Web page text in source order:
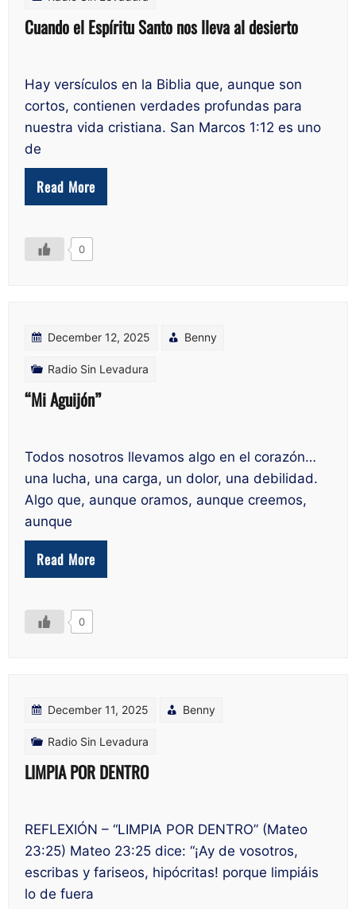
Cuando el Espíritu Santo nos lleva al desierto
Hay versículos en la Biblia que, aunque son
cortos, contienen verdades profundas para
nuestra vida cristiana. San Marcos 1:12 es uno
de
Read More
0
December 12, 2025 Benny
Radio Sin Levadura
“Mi Aguijón”
Todos nosotros llevamos algo en el corazón…
una lucha, una carga, un dolor, una debilidad.
Algo que, aunque oramos, aunque creemos,
aunque
Read More
0
December 11, 2025 Benny
Radio Sin Levadura
LIMPIA POR DENTRO
REFLEXIÓN – “LIMPIA POR DENTRO” (Mateo
23:25) Mateo 23:25 dice: “¡Ay de vosotros,
escribas y fariseos, hipócritas! porque limpiáis
lo de fuera